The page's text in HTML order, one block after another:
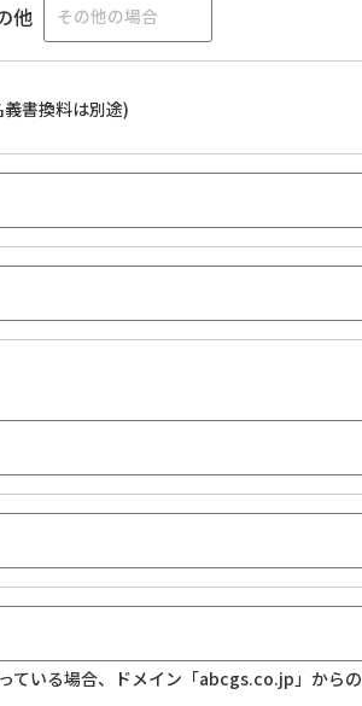
他
書換料は別途)
ている場合、ドメイン「abcgs.co.jp」から